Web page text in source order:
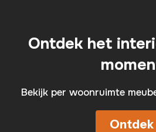
Ontdek het
Bekijk per woonruimte
Ontdek